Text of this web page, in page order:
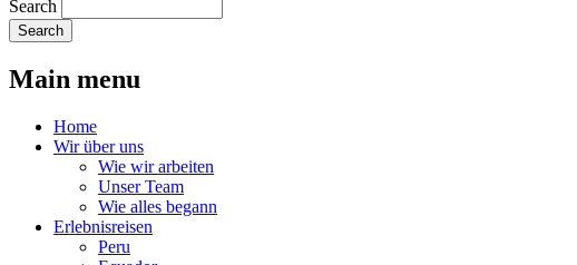
Search
Main menu
Home
Wir über uns
Wie wir arbeiten
Unser Team
Wie alles begann
Erlebnisreisen
Peru